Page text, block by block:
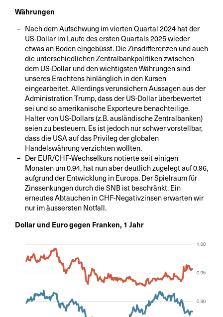
Währungen
Nach dem Aufschwung im vierten Quartal 2024 hat der
US-Dollar im Laufe des ersten Quartals 2025 wieder
etwas an Boden eingebüsst. Die Zinsdifferenzen und auch
die unterschiedlichen Zentralbankpolitiken zwischen
dem US-Dollar und den wichtigsten Währungen sind
unseres Erachtens hinlänglich in den Kursen
eingearbeitet. Allerdings verunsichern Aussagen aus der
Administration Trump, dass der US-Dollar überbewertet
sei und so amerikanische Exporteure benachteilige.
Halter von US-Dollars (z.B. ausländische Zentralbanken)
seien zu besteuern. Es ist jedoch nur schwer vorstellbar,
dass die USA auf das Privileg der globalen
Handelswährung verzichten wollten.
Der EUR/CHF-Wechselkurs notierte seit einigen
Monaten um 0.94, hat nun aber deutlich zugelegt auf 0.96,
aufgrund der Entwicklung in Europa. Der Spielraum für
Zinssenkungen durch die SNB ist beschränkt. Ein
erneutes Abtauchen in CHF-Negativzinsen erwarten wir
nur im äussersten Notfall.
Dollar und Euro gegen Franken, 1 Jahr